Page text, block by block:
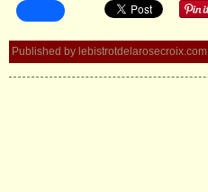
Published by lebistrotdelarosecroix.com